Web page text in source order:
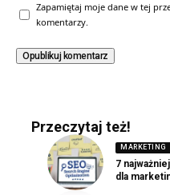
Zapamiętaj moje dane w tej
komentarzy.
Przeczytaj też!
MARKETING
7
dla